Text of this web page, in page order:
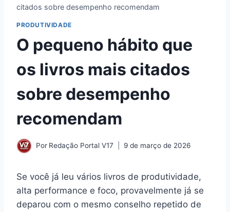
citados sobre desempenho recomendam
PRODUTIVIDADE
O pequeno hábito que
os livros mais citados
sobre desempenho
recomendam
Por Redação Portal V17 9 de março de 2026
Se você já leu vários livros de produtividade,
alta performance e foco, provavelmente já se
deparou com o mesmo conselho repetido de